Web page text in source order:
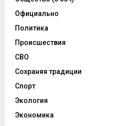
Официально
Политика
Происшествия
СВО
Сохраняя традиции
Спорт
Экология
Экономика